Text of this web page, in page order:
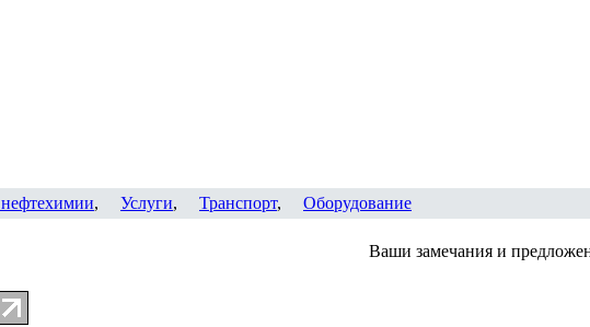
, Услуги, Транспорт, Оборудование
Ваши замечания и